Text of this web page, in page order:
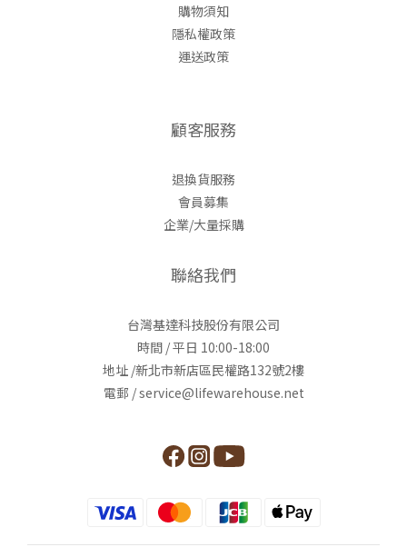
購物須知
隱私權政策
運送政策
顧客服務
退換貨服務
會員募集
企業/大量採購
聯絡我們
台灣基達科技股份有限公司
時間 / 平日 10:00-18:00
地址 /新北市新店區民權路132號2樓
電郵 / service@lifewarehouse.net